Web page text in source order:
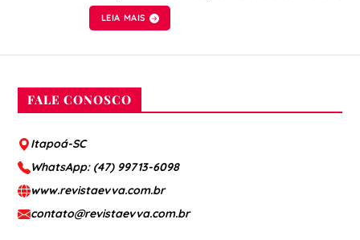
LEIA MAIS
FALE CONOSCO
Itapoá-SC
WhatsApp: (47) 99713-6098
www.revistaevva.com.br
contato@revistaevva.com.br